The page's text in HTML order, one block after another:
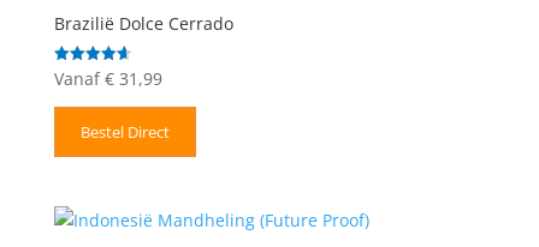
Brazilië Dolce Cerrado
Gewaardeerd
4.67
Vanaf €31,99
Bestel Direct